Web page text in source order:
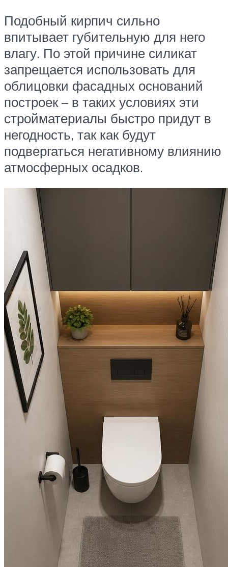
Подобный кирпич сильно
впитывает губительную для него
влагу. По этой причине силикат
запрещается использовать для
облицовки фасадных оснований
построек – в таких условиях эти
стройматериалы быстро придут в
негодность, так как будут
подвергаться негативному влиянию
атмосферных осадков.